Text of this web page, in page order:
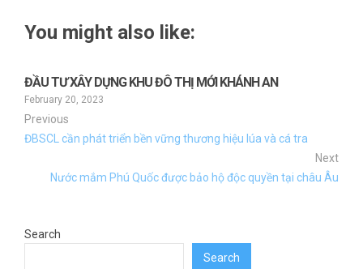
You might also like:
ĐẦU TƯ XÂY DỰNG KHU ĐÔ THỊ MỚI KHÁNH AN
February 20, 2023
Previous
ĐBSCL cần phát triển bền vững thương hiệu lúa và cá tra
Next
Nước mắm Phú Quốc được bảo hộ độc quyền tại châu Âu
Search
Search